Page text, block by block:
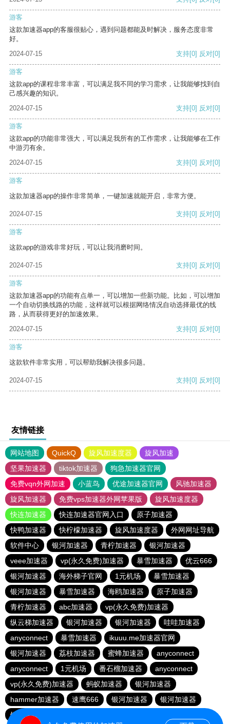
游客
这款加速器app的客服很贴心，遇到问题都能及时解决，服务态度非常
好。
2024-07-15
支持[0] 反对[0]
游客
这款app的课程非常丰富，可以满足我不同的学习需求，让我能够找到自
己感兴趣的知识。
2024-07-15
支持[0] 反对[0]
游客
这款app的功能非常强大，可以满足我所有的工作需求，让我能够在工作
中游刃有余。
2024-07-15
支持[0] 反对[0]
游客
这款加速器app的操作非常简单，一键加速就能开启，非常方便。
2024-07-15 支持[0] 反对[0]
游客
这款app的游戏非常好玩，可以让我消磨时间。
2024-07-15 支持[0] 反对[0]
游客
这款加速器app的功能有点单一，可以增加一些新功能。比如，可以增加
一个自动切换线路的功能，这样就可以根据网络情况自动选择最优的线
路，从而获得更好的加速效果。
2024-07-15
支持[0] 反对[0]
游客
这款软件非常实用，可以帮助我解决很多问题。
2024-07-15 支持[0] 反对[0]
友情链接
网站地图 QuickQ 旋风加速度器
旋风加速
坚果加速器
tiktok加速器
狗急加速器官网
免费vqn外网加速
小蓝鸟 优途加速器官网
风驰加速器
旋风加速器
免费vps加速器外网苹果版
旋风加速度器
快连加速器
快连加速器官网入口
原子加速器
快鸭加速器
快柠檬加速器 旋风加速度器
外网网址导航
软件中心
银河加速器 青柠加速器
银河加速器
veee加速器
vp(永久免费)加速器 暴雪加速器
优云666
银河加速器
海外梯子官网 1元机场
暴雪加速器
银河加速器
暴雪加速器 海鸥加速器
原子加速器
青柠加速器
abc加速器
vp(永久免费)加速器
纵云梯加速器
银河加速器 银河加速器
哇哇加速器
anyconnect
暴雪加速器
ikuuu.me加速器官网
银河加速器
荔枝加速器 蜜蜂加速器
anyconnect
anyconnect
1元机场 番石榴加速器
anyconnect
vp(永久免费)加速器
蚂蚁加速器
银河加速器
hammer加速器
速鹰666 银河加速器
银河加速器
银河加速器